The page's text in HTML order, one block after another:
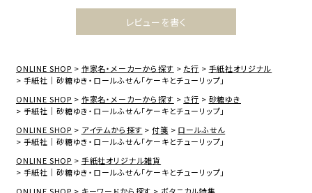
レビューを書く
ONLINE SHOP 作家名・メーカーから探す た行
手紙社オリジナル
手紙社｜砂糖ゆき・ロールふせん「ケーキとチューリップ」
ONLINE SHOP
作家名・メーカーから探す さ行
砂糖ゆき
手紙社｜砂糖ゆき・ロールふせん「ケーキとチューリップ」
ONLINE SHOP
アイテムから探す 付箋
ロールふせん
手紙社｜砂糖ゆき・ロールふせん「ケーキとチューリップ」
ONLINE SHOP
手紙社オリジナル雑貨
手紙社｜砂糖ゆき・ロールふせん「ケーキとチューリップ」
ONLINE SHOP
キーワードから探す
ボタニカル特集